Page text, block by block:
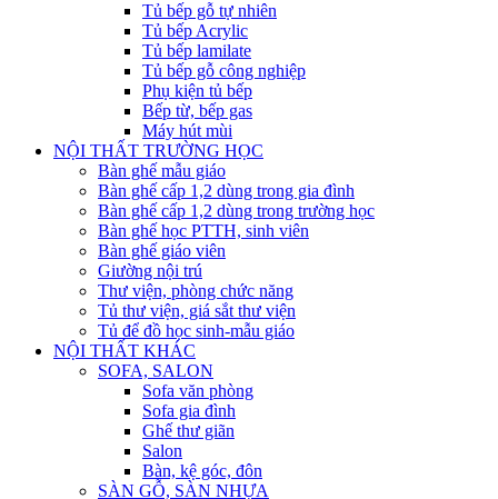
Tủ bếp gỗ tự nhiên
Tủ bếp Acrylic
Tủ bếp lamilate
Tủ bếp gỗ công nghiệp
Phụ kiện tủ bếp
Bếp từ, bếp gas
Máy hút mùi
NỘI THẤT TRƯỜNG HỌC
Bàn ghế mẫu giáo
Bàn ghế cấp 1,2 dùng trong gia đình
Bàn ghế cấp 1,2 dùng trong trường học
Bàn ghế học PTTH, sinh viên
Bàn ghế giáo viên
Giường nội trú
Thư viện, phòng chức năng
Tủ thư viện, giá sắt thư viện
Tủ để đồ học sinh-mẫu giáo
NỘI THẤT KHÁC
SOFA, SALON
Sofa văn phòng
Sofa gia đình
Ghế thư giãn
Salon
Bàn, kệ góc, đôn
SÀN GỖ, SÀN NHỰA